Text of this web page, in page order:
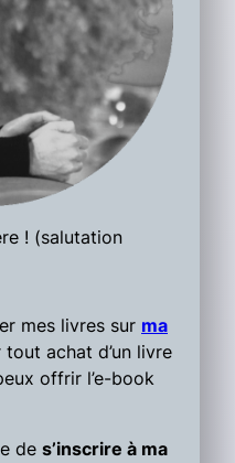
! (salutation
mes livres sur ma
tout achat d’un livre
offrir l’e-book
de s’inscrire à ma